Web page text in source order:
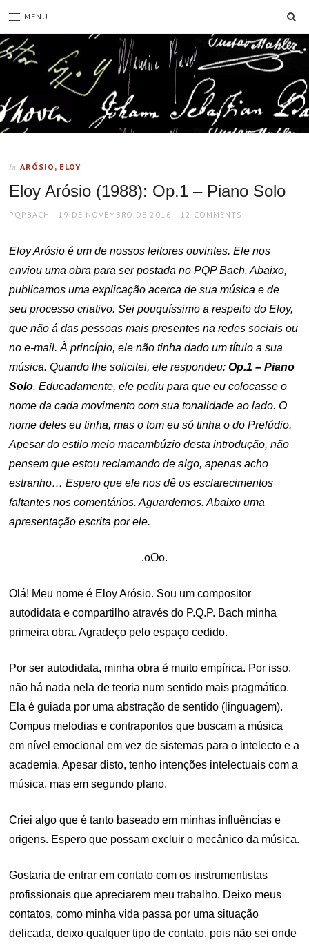
MENU
In ARÓSIO, ELOY
Eloy Arósio (1988): Op.1 – Piano Solo
AUTHOR
PQPBACH
POSTED
19 DE NOVEMBRO DE 2016 12 COMMENTS
Eloy Arósio é um de nossos leitores ouvintes. Ele nos
enviou uma obra para ser postada no PQP Bach. Abaixo,
publicamos uma explicação acerca de sua música e de
seu processo criativo. Sei pouquíssimo a respeito do Eloy,
que não á das pessoas mais presentes na redes sociais ou
no e-mail. À princípio, ele não tinha dado um título a sua
música. Quando lhe solicitei, ele respondeu:Op.1 – Piano
Solo. Educadamente, ele pediu para que eu colocasse o
nome da cada movimento com sua tonalidade ao lado. O
nome deles eu tinha, mas o tom eu só tinha o do Prelúdio.
Apesar do estilo meio macambúzio desta introdução, não
pensem que estou reclamando de algo, apenas acho
estranho… Espero que ele nos dê os esclarecimentos
faltantes nos comentários. Aguardemos. Abaixo uma
apresentação escrita por ele.
.oOo.
Olá! Meu nome é Eloy Arósio. Sou um compositor
autodidata e compartilho através do P.Q.P. Bach minha
primeira obra. Agradeço pelo espaço cedido.
Por ser autodidata, minha obra é muito empírica. Por isso,
não há nada nela de teoria num sentido mais pragmático.
Ela é guiada por uma abstração de sentido (linguagem).
Compus melodias e contrapontos que buscam a música
em nível emocional em vez de sistemas para o intelecto e a
academia. Apesar disto, tenho intenções intelectuais com a
música, mas em segundo plano.
Criei algo que é tanto baseado em minhas influências e
origens. Espero que possam excluir o mecânico da música.
Gostaria de entrar em contato com os instrumentistas
profissionais que apreciarem meu trabalho. Deixo meus
contatos, como minha vida passa por uma situação
delicada, deixo qualquer tipo de contato, pois não sei onde